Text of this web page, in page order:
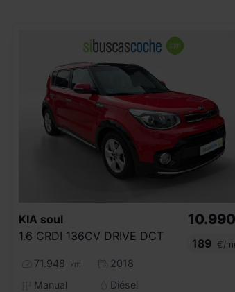
KIA soul
1.6 CRDI 136CV DRIVE DCT
71.948 km
2018
Manual
Diésel
10.990
189
€/